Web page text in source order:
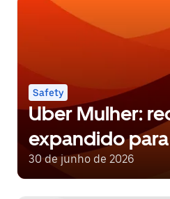
Safety
Uber Mulher:
expandido
30 de junho de 2026